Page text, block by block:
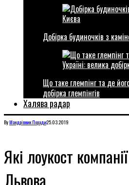
Добірка будиночків з
Що таке глемпінг та де
добірка глемпінгів
Халява радар
ByМандрівникПоради25.03.2019
Які лоукост
Львова